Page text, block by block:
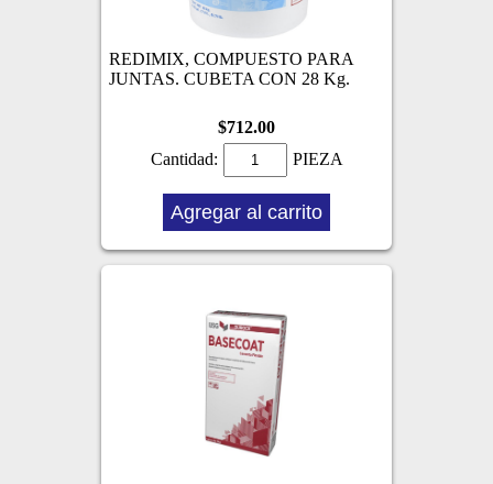
REDIMIX, COMPUESTO PARA
JUNTAS. CUBETA CON 28 Kg.
$712.00
Cantidad:
PIEZA
Agregar al carrito